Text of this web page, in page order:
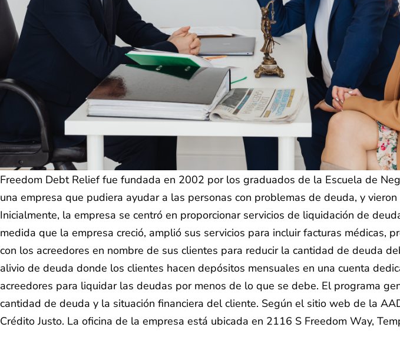
Freedom Debt Relief fue fundada en 2002 por los graduados de la Escuela de
una empresa que pudiera ayudar a las personas con problemas de deuda, y
Inicialmente, la empresa se centró en proporcionar servicios de liquidación de
medida que la empresa creció, amplió sus servicios para incluir facturas
con los acreedores en nombre de sus clientes para reducir la cantidad de deuda
alivio de deuda donde los clientes hacen depósitos mensuales en una cuenta
acreedores para liquidar las deudas por menos de lo que se debe. El programa
cantidad de deuda y la situación financiera del cliente. Según el sitio web de la
Crédito Justo. La oficina de la empresa está ubicada en 2116 S Freedom Way,